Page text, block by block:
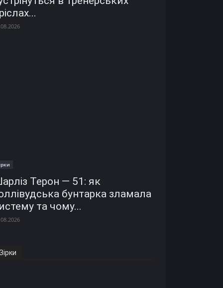
Терон — 51: як
бунтарка зламала
та чому...